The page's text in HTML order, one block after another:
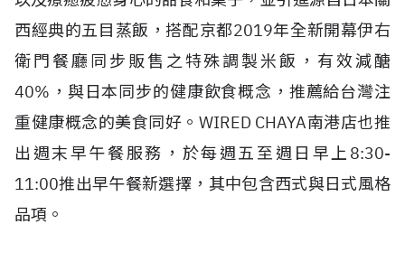
西經典的五目蒸飯，搭配京都2019年全新開幕伊右
衛門餐廳同步販售之特殊調製米飯，有效減醣
40%，與日本同步的健康飲食概念，推薦給台灣注
重健康概念的美食同好。WIRED CHAYA南港店也推
出週末早午餐服務，於每週五至週日早上8:30-
11:00推出早午餐新選擇，其中包含西式與日式風格
品項。